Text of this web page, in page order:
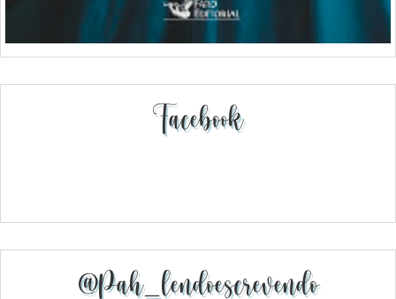
Facebook
@pah_lendoescrevendo